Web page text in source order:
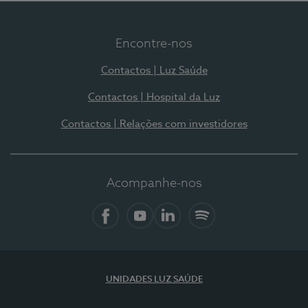
Encontre-nos
Contactos | Luz Saúde
Contactos | Hospital da Luz
Contactos | Relações com investidores
Acompanhe-nos
UNIDADES LUZ SAÚDE